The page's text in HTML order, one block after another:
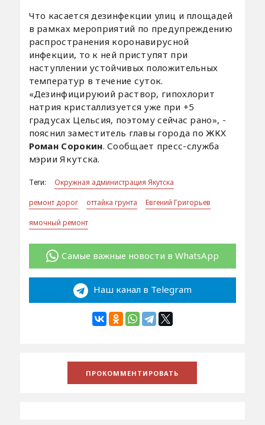
Что касается дезинфекции улиц и площадей
в рамках мероприятий по предупреждению
распространения коронавирусной
инфекции, то к ней приступят при
наступлении устойчивых положительных
температур в течение суток.
«Дезинфицируюий раствор, гипохлорит
натрия кристаллизуется уже при +5
градусах Цельсия, поэтому сейчас рано», -
пояснил заместитель главы города по ЖКХ
Роман Сорокин. Сообщает пресс-служба
мэрии Якутска.
Теги:
Окружная администрация Якутска
ремонт дорог
оттайка грунта
Евгений Григорьев
ямочный ремонт
Самые важные новости в WhatsApp
Наш канал в Telegram